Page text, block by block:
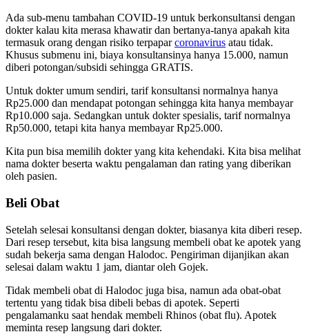
Ada sub-menu tambahan COVID-19 untuk berkonsultansi dengan
dokter kalau kita merasa khawatir dan bertanya-tanya apakah kita
termasuk orang dengan risiko terpaparcoronavirus atau tidak.
Khusus submenu ini, biaya konsultansinya hanya 15.000, namun
diberi potongan/subsidi sehingga GRATIS.
Untuk dokter umum sendiri, tarif konsultansi normalnya hanya
Rp25.000 dan mendapat potongan sehingga kita hanya membayar
Rp10.000 saja. Sedangkan untuk dokter spesialis, tarif normalnya
Rp50.000, tetapi kita hanya membayar Rp25.000.
Kita pun bisa memilih dokter yang kita kehendaki. Kita bisa melihat
nama dokter beserta waktu pengalaman dan rating yang diberikan
oleh pasien.
Beli Obat
Setelah selesai konsultansi dengan dokter, biasanya kita diberi resep.
Dari resep tersebut, kita bisa langsung membeli obat ke apotek yang
sudah bekerja sama dengan Halodoc. Pengiriman dijanjikan akan
selesai dalam waktu 1 jam, diantar oleh Gojek.
Tidak membeli obat di Halodoc juga bisa, namun ada obat-obat
tertentu yang tidak bisa dibeli bebas di apotek. Seperti
pengalamanku saat hendak membeli Rhinos (obat flu). Apotek
meminta resep langsung dari dokter.